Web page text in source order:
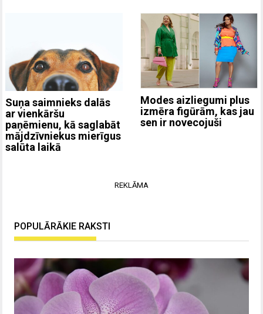
Suņa saimnieks dalās
ar vienkāršu
paņēmienu, kā saglabāt
mājdzīvniekus mierīgus
salūta laikā
Modes aizliegumi plus
izmēra figūrām, kas jau
sen ir novecojuši
REKLĀMA
POPULĀRĀKIE RAKSTI